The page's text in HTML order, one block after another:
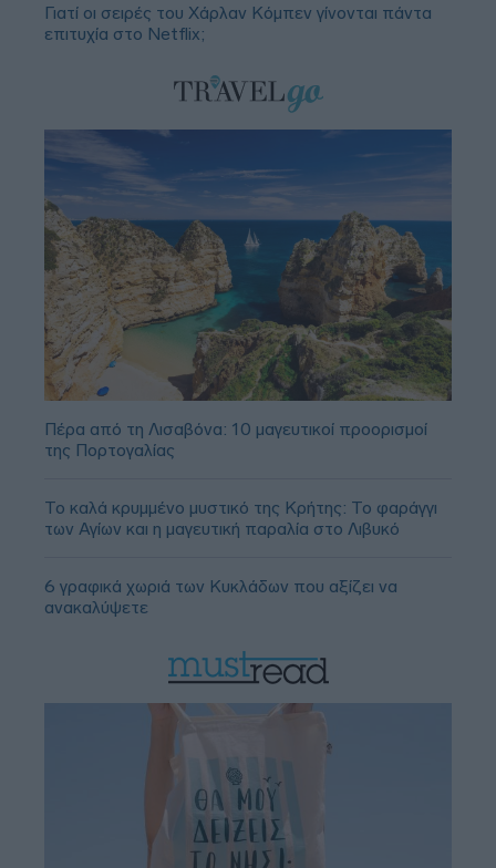
Γιατί οι σειρές του Χάρλαν Κόμπεν γίνονται πάντα
επιτυχία στο Netflix;
Πέρα από τη Λισαβόνα: 10 μαγευτικοί προορισμοί
της Πορτογαλίας
Το καλά κρυμμένο μυστικό της Κρήτης: Το φαράγγι
των Αγίων και η μαγευτική παραλία στο Λιβυκό
6 γραφικά χωριά των Κυκλάδων που αξίζει να
ανακαλύψετε